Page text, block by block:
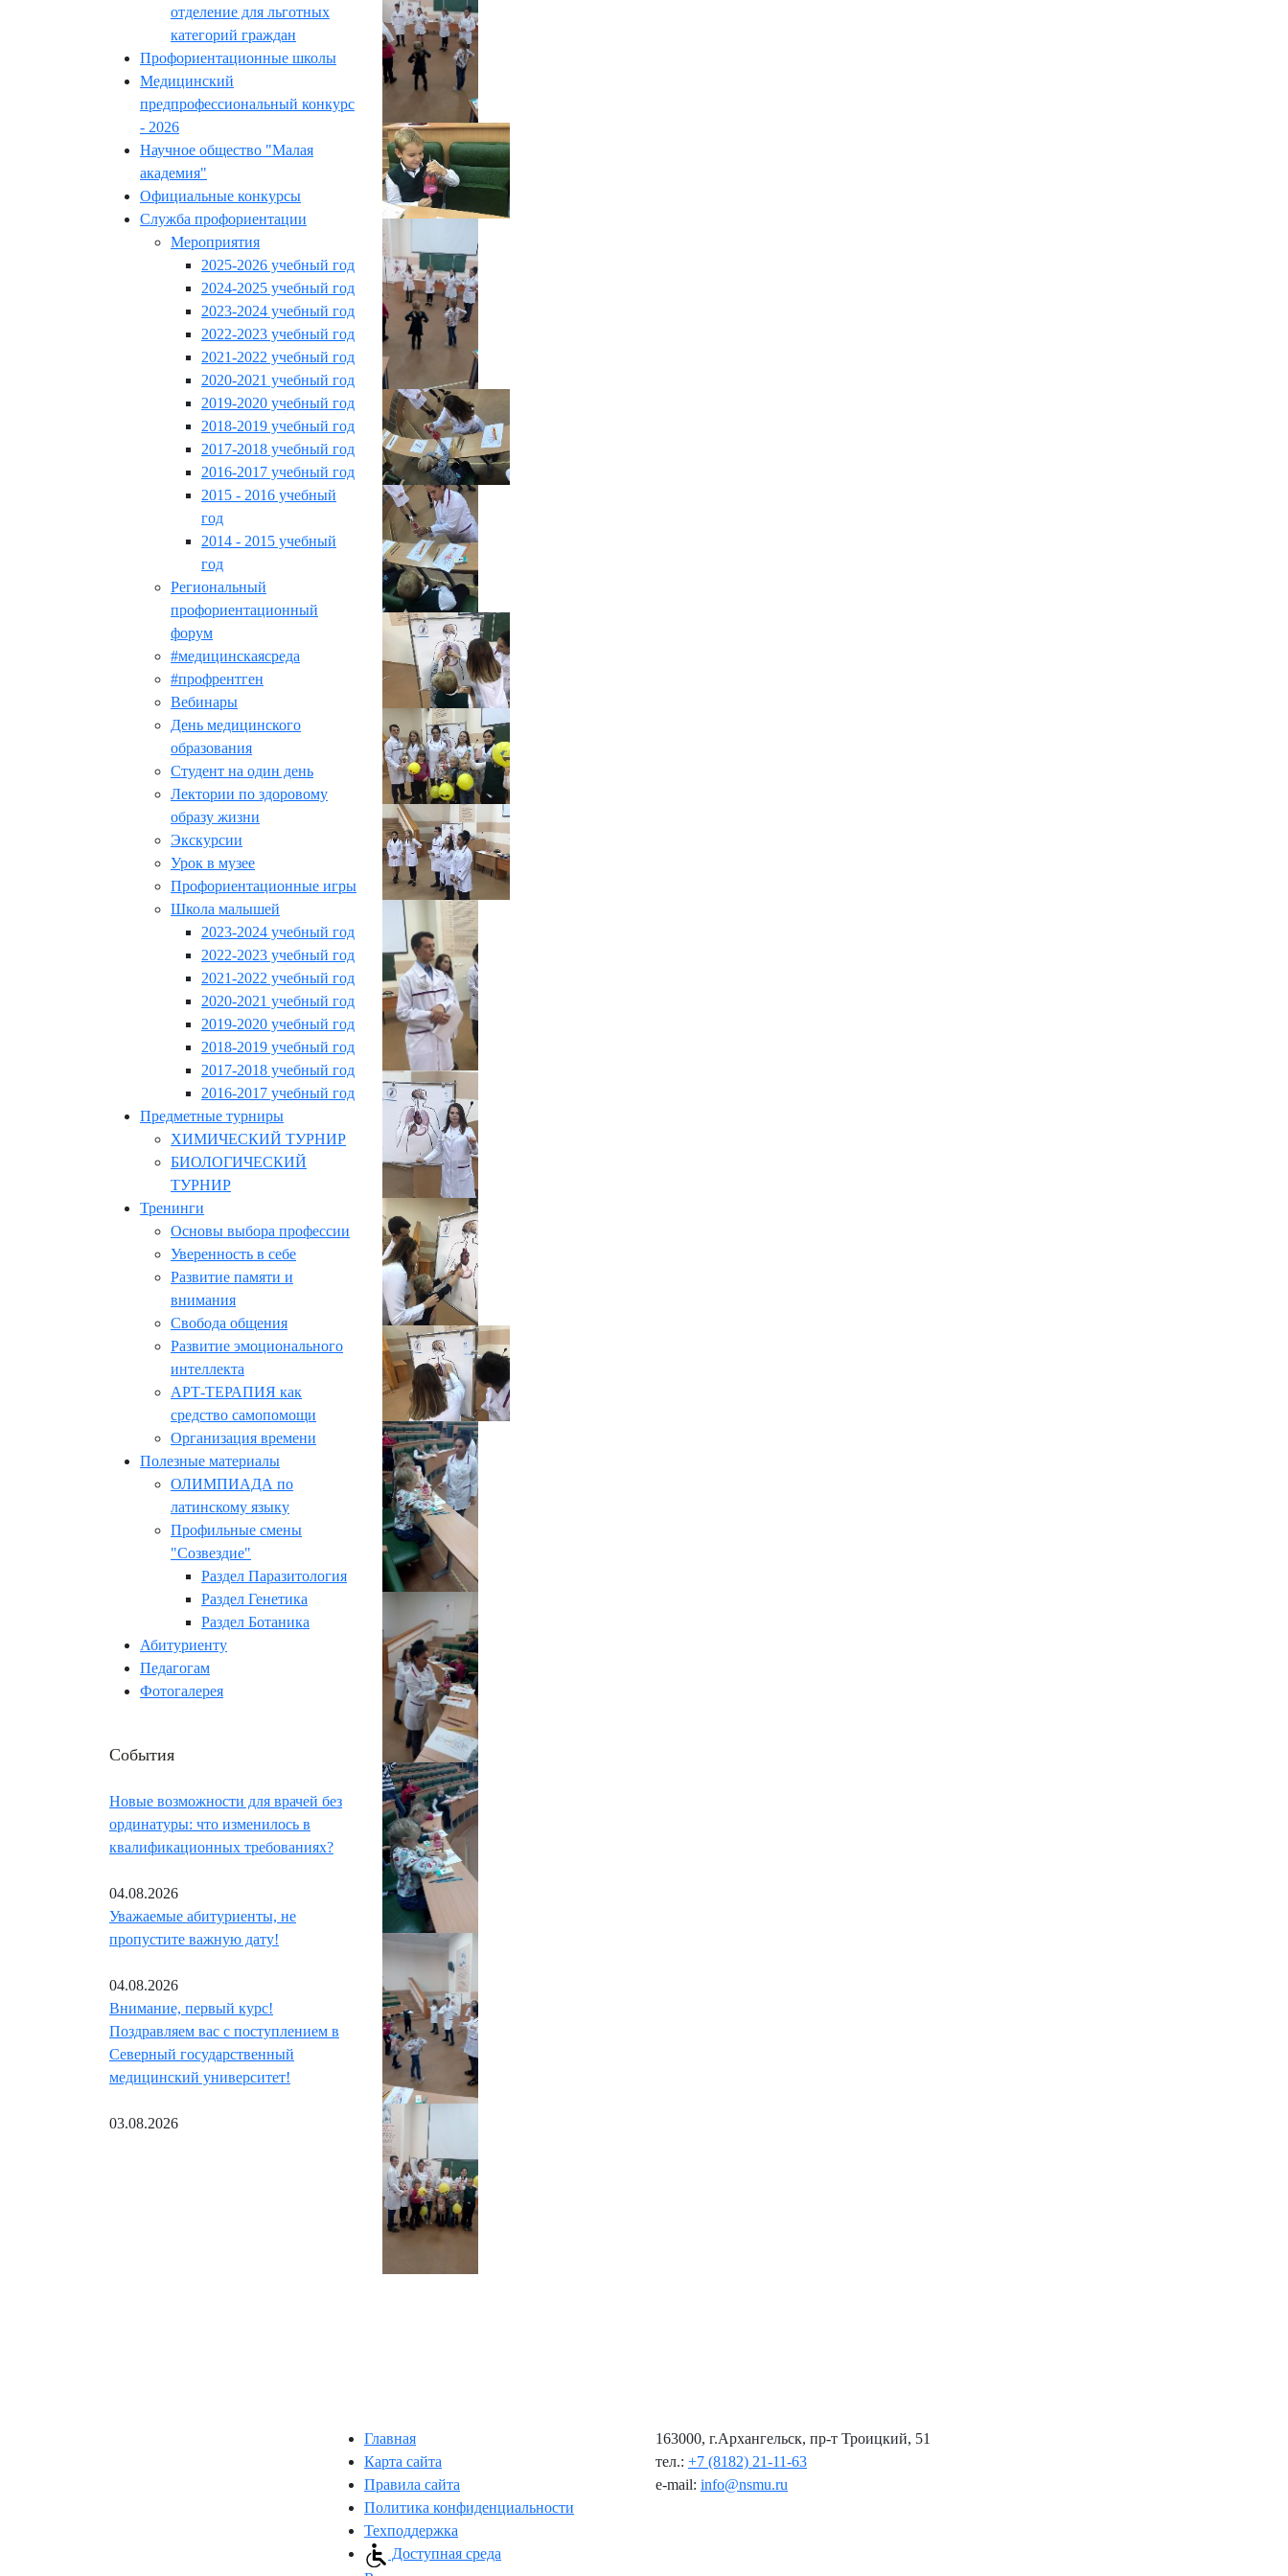
отделение для льготных
категорий граждан
Профориентационные школы
Медицинский
предпрофессиональный конкурс
- 2026
Научное общество "Малая
академия"
Официальные конкурсы
Служба профориентации
Мероприятия
2025-2026 учебный год
2024-2025 учебный год
2023-2024 учебный год
2022-2023 учебный год
2021-2022 учебный год
2020-2021 учебный год
2019-2020 учебный год
2018-2019 учебный год
2017-2018 учебный год
2016-2017 учебный год
2015 - 2016 учебный
год
2014 - 2015 учебный
год
Региональный
профориентационный
форум
#медицинскаясреда
#профрентген
Вебинары
День медицинского
образования
Студент на один день
Лектории по здоровому
образу жизни
Экскурсии
Урок в музее
Профориентационные игры
Школа малышей
2023-2024 учебный год
2022-2023 учебный год
2021-2022 учебный год
2020-2021 учебный год
2019-2020 учебный год
2018-2019 учебный год
2017-2018 учебный год
2016-2017 учебный год
Предметные турниры
ХИМИЧЕСКИЙ ТУРНИР
БИОЛОГИЧЕСКИЙ
ТУРНИР
Тренинги
Основы выбора профессии
Уверенность в себе
Развитие памяти и
внимания
Свобода общения
Развитие эмоционального
интеллекта
АРТ-ТЕРАПИЯ как
средство самопомощи
Организация времени
Полезные материалы
ОЛИМПИАДА по
латинскому языку
Профильные смены
"Созвездие"
Раздел Паразитология
Раздел Генетика
Раздел Ботаника
Абитуриенту
Педагогам
Фотогалерея
События
Новые возможности для врачей без
ординатуры: что изменилось в
квалификационных требованиях?
04.08.2026
Уважаемые абитуриенты, не
пропустите важную дату!
04.08.2026
Внимание, первый курс!
Поздравляем вас с поступлением в
Северный государственный
медицинский университет!
03.08.2026
Главная
Карта сайта
Правила сайта
Политика конфиденциальности
Техподдержка
Доступная среда
163000, г.Архангельск, пр-т Троицкий, 51
тел.: +7 (8182) 21-11-63
e-mail: info@nsmu.ru